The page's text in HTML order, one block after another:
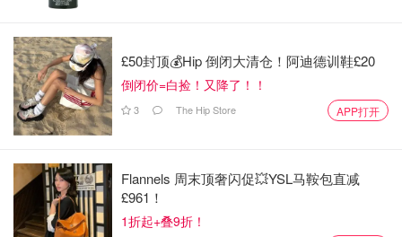
者所有」
£50封顶💰Hip 倒闭大清仓！阿迪德训鞋£20
倒闭价=白捡！又降了！！
3 The Hip Store APP打开
Flannels 周末顶奢闪促💥YSL马鞍包直减
£961！
1折起+叠9折！